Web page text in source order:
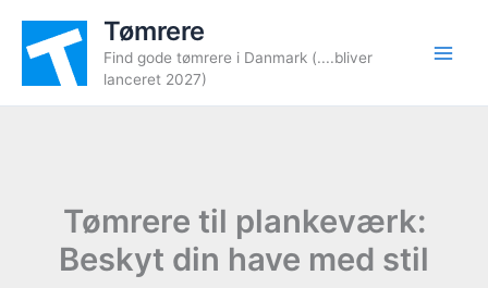
indholdet
Tømrere
Find gode tømrere i Danmark (....bliver
lanceret 2027)
Tømrere til plankeværk:
Beskyt din have med stil